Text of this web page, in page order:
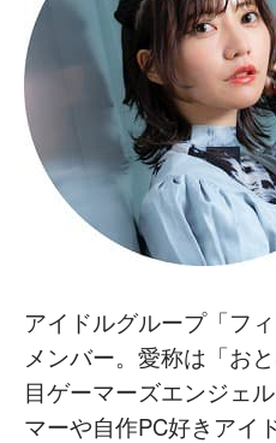
アイドルグループ「フ
メンバー。愛称は「お
目ゲーマーズエンジェ
マーや自作PC好きアイ